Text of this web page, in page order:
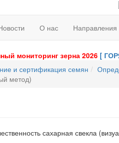
О нас Направления
мониторинг зерна 2026 [
и сертификация семян
метод)
сахарная свекла